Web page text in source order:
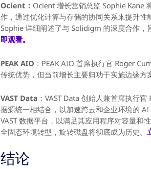
Ocient： Ocient 增长营销总监 Sophie Kane
作，通过优化计算与存储的协同关系来提升性
Sophie 详细阐述了与 Solidigm 的深度合作
即观看。
PEAK AIO ：PEAK AIO 首席执行官 Roger
传统优势，但当前增长主要归功于实施边缘
VAST Data ：VAST Data 创始人兼首席执行
据源统一相结合，以加速跨云和企业环境的
VAST 数据平台，以满足其应用程序对容量和
全固态环境转型，旋转磁盘将彻底成为历史。
结论